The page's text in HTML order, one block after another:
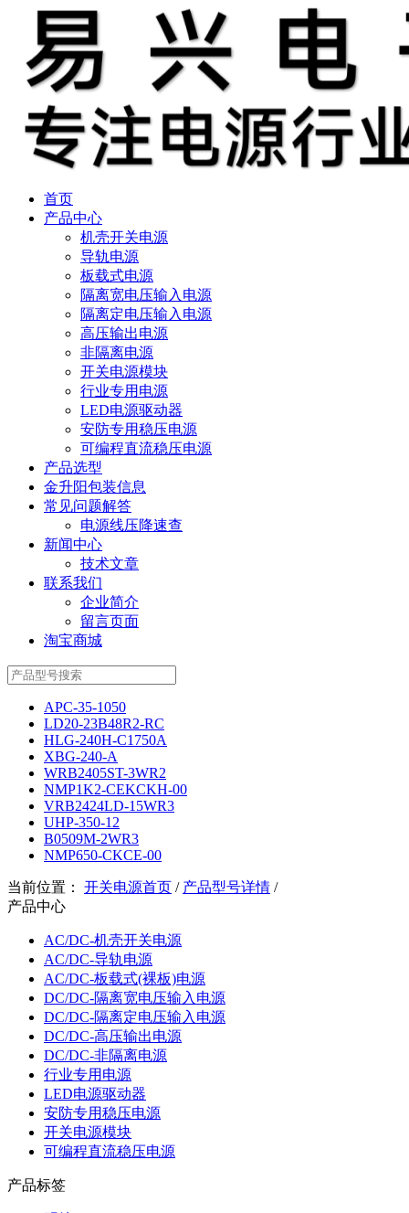
首页
产品中心
机壳开关电源
导轨电源
板载式电源
隔离宽电压输入电源
隔离定电压输入电源
高压输出电源
非隔离电源
开关电源模块
行业专用电源
LED电源驱动器
安防专用稳压电源
可编程直流稳压电源
产品选型
金升阳包装信息
常见问题解答
电源线压降速查
新闻中心
技术文章
联系我们
企业简介
留言页面
淘宝商城
APC-35-1050
LD20-23B48R2-RC
HLG-240H-C1750A
XBG-240-A
WRB2405ST-3WR2
NMP1K2-CEKCKH-00
VRB2424LD-15WR3
UHP-350-12
B0509M-2WR3
NMP650-CKCE-00
当前位置： 开关电源首页 / 产品型号详情 /
产品中心
AC/DC-机壳开关电源
AC/DC-导轨电源
AC/DC-板载式(裸板)电源
DC/DC-隔离宽电压输入电源
DC/DC-隔离定电压输入电源
DC/DC-高压输出电源
DC/DC-非隔离电源
行业专用电源
LED电源驱动器
安防专用稳压电源
开关电源模块
可编程直流稳压电源
产品标签